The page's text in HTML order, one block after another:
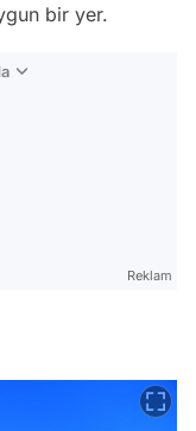
bir yer.
Reklam